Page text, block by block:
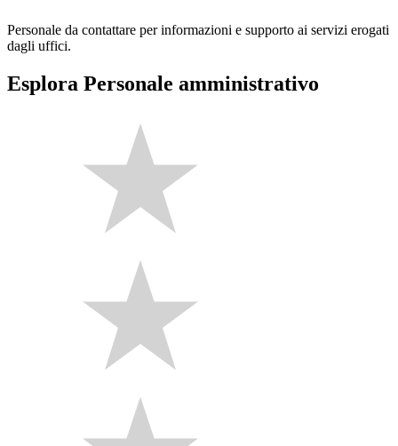
Personale da contattare per informazioni e supporto ai servizi erogati
dagli uffici.
Esplora Personale amministrativo